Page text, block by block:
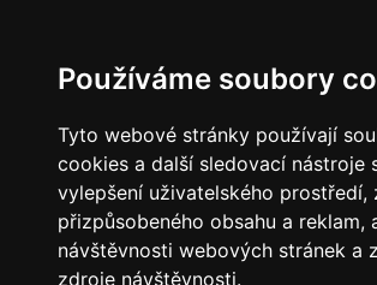
Používáme soubory
Tyto webové stránky používají
cookies a další sledovací nástroje
vylepšení uživatelského prostředí,
přizpůsobeného obsahu a reklam,
návštěvnosti webových stránek a
zdroje návštěvnosti.